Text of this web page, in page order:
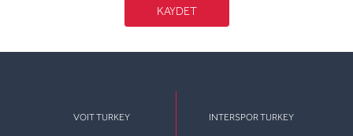
KAYDET
VOIT TURKEY INTERSPOR TURKEY